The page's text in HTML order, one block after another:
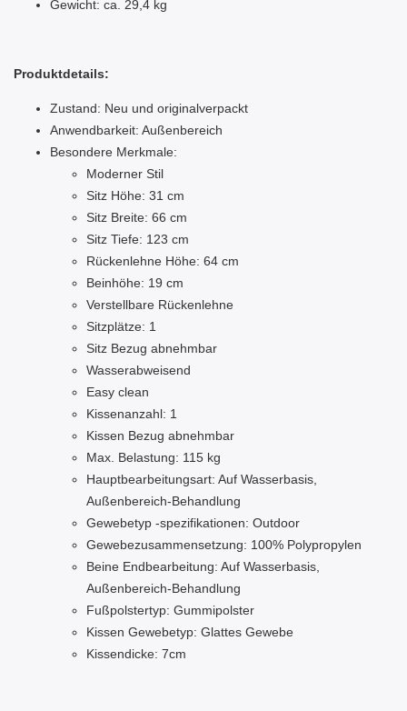
Gewicht: ca. 29,4 kg
Produktdetails:
Zustand: Neu und originalverpackt
Anwendbarkeit: Außenbereich
Besondere Merkmale:
Moderner Stil
Sitz Höhe: 31 cm
Sitz Breite: 66 cm
Sitz Tiefe: 123 cm
Rückenlehne Höhe: 64 cm
Beinhöhe: 19 cm
Verstellbare Rückenlehne
Sitzplätze: 1
Sitz Bezug abnehmbar
Wasserabweisend
Easy clean
Kissenanzahl: 1
Kissen Bezug abnehmbar
Max. Belastung: 115 kg
Hauptbearbeitungsart: Auf Wasserbasis,
Außenbereich-Behandlung
Gewebetyp -spezifikationen: Outdoor
Gewebezusammensetzung: 100% Polypropylen
Beine Endbearbeitung: Auf Wasserbasis,
Außenbereich-Behandlung
Fußpolstertyp: Gummipolster
Kissen Gewebetyp: Glattes Gewebe
Kissendicke: 7cm